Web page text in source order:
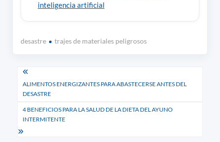
inteligencia artificial
desastre trajes de materiales peligrosos
Navegación
de
entradas
ALIMENTOS ENERGIZANTES PARA ABASTECERSE ANTES DEL
DESASTRE
4 BENEFICIOS PARA LA SALUD DE LA DIETA DEL AYUNO
INTERMITENTE